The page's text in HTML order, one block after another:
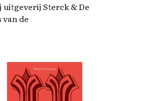
uitgeverij Sterck & De
de